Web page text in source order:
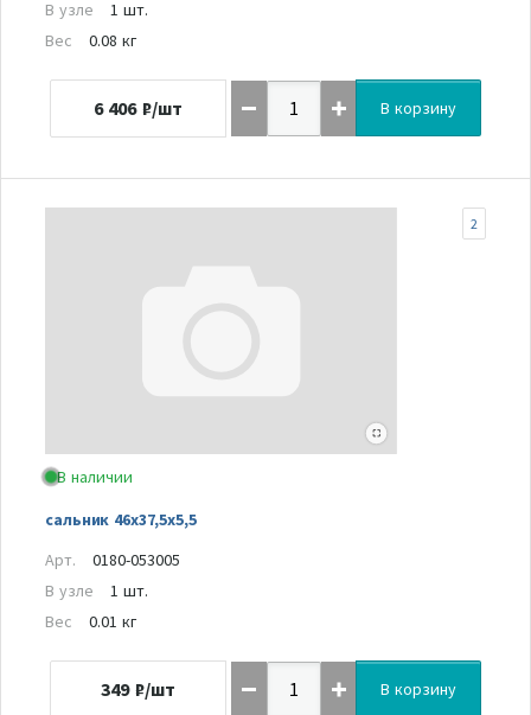
В узле
1 шт.
Вес
0.08 кг
6 406 ₽/шт В корзину
В наличии
сальник 46х37,5х5,5
2
Арт.
0180-053005
В узле
1 шт.
Вес
0.01 кг
349 ₽/шт В корзину